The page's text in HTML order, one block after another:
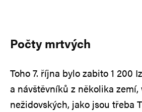
Počty mrtvých
Toho 7. října bylo zabito 1 200
a návštěvníků z několika zemí,
nežidovských, jako jsou třeba